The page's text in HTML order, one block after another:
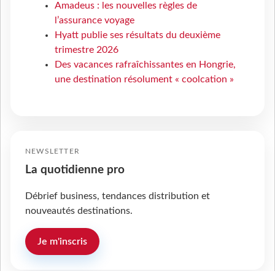
Amadeus : les nouvelles règles de
l’assurance voyage
Hyatt publie ses résultats du deuxième
trimestre 2026
Des vacances rafraîchissantes en Hongrie,
une destination résolument « coolcation »
NEWSLETTER
La quotidienne pro
Débrief business, tendances distribution et
nouveautés destinations.
Je m'inscris